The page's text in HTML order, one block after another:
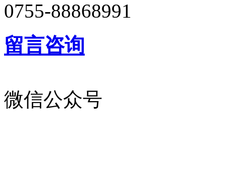
0755-88868991
留言咨询
微信公众号